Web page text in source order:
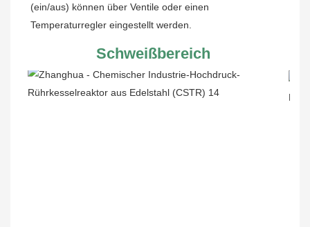
(ein/aus) können über Ventile oder einen
Temperaturregler eingestellt werden.
Schweißbereich